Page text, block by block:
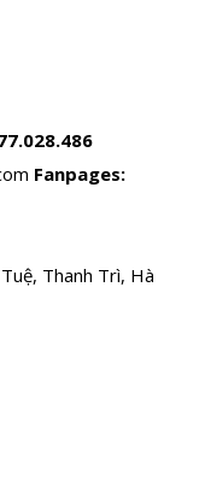
Fanpages:
Thanh Trì, Hà